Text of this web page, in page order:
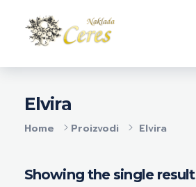
Home Proizvodi Elvira
Elvira
Showing the single result